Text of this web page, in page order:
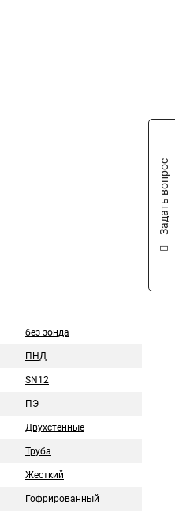
без зонда
ПНД
SN12
ПЭ
Двухстенные
Труба
Жесткий
Гофрированный
Задать вопрос